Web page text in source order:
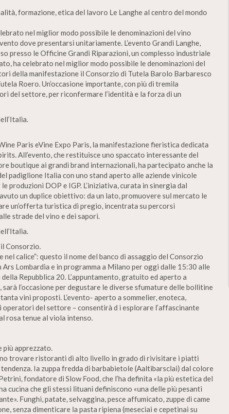
formazione, etica del lavoro Le Langhe al centro del mondo
nel miglior modo possibile le denominazioni del vino
dove presentarsi unitariamente. L’evento Grandi Langhe,
presso le Officine Grandi Riparazioni, un complesso industriale
ha celebrato nel miglior modo possibile le denominazioni del
della manifestazione il Consorzio di Tutela Barolo Barbaresco
Roero. Un’occasione importante, con più di tremila
del settore, per riconfermare l’identità e la forza di un
Paris eVine Expo Paris, la manifestazione fieristica dedicata
All’evento, che restituisce uno spaccato interessante del
boutique ai grandi brand internazionali, ha partecipato anche la
padiglione Italia con uno stand aperto alle aziende vinicole
produzioni DOP e IGP. L’iniziativa, curata in sinergia dal
un duplice obiettivo: da un lato, promuovere sul mercato le
un’offerta turistica di pregio, incentrata su percorsi
strade del vino e dei sapori.
il Consorzio.
calice”: questo il nome del banco di assaggio del Consorzio
Lombardia e in programma a Milano per oggi dalle 15:30 alle
Repubblica 20. L’appuntamento, gratuito ed aperto a
l’occasione per degustare le diverse sfumature delle bollitine
vini proposti. L’evento- aperto a sommelier, enoteca,
del settore – consentirà d i esplorare l’affascinante
rosa tenue al viola intenso.
più apprezzato.
trovare ristoranti di alto livello in grado di rivisitare i piatti
Ia zuppa fredda di barbabietole (Aaltibarsclai) dal colore
fondatore di Slow Food, che l’ha definita «la più estetica del
cucina che gli stessi lituani definiscono «una delle più pesanti
Funghi, patate, selvaggina, pesce affumicato, zuppe di came
senza dimenticare la pasta ripiena (meseciai e cepetinai su